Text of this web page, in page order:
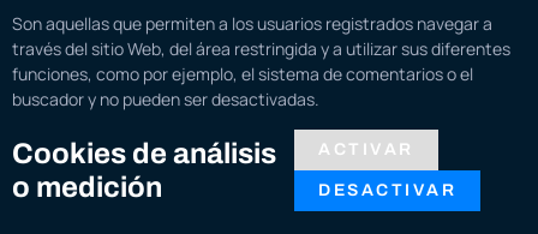
Son aquellas que permiten a los usuarios registrados navegar a
través del sitio Web, del área restringida y a utilizar sus diferentes
funciones, como por ejemplo, el sistema de comentarios o el
buscador y no pueden ser desactivadas.
Cookies de análisis
o medición
ACTIVAR
DESACTIVAR